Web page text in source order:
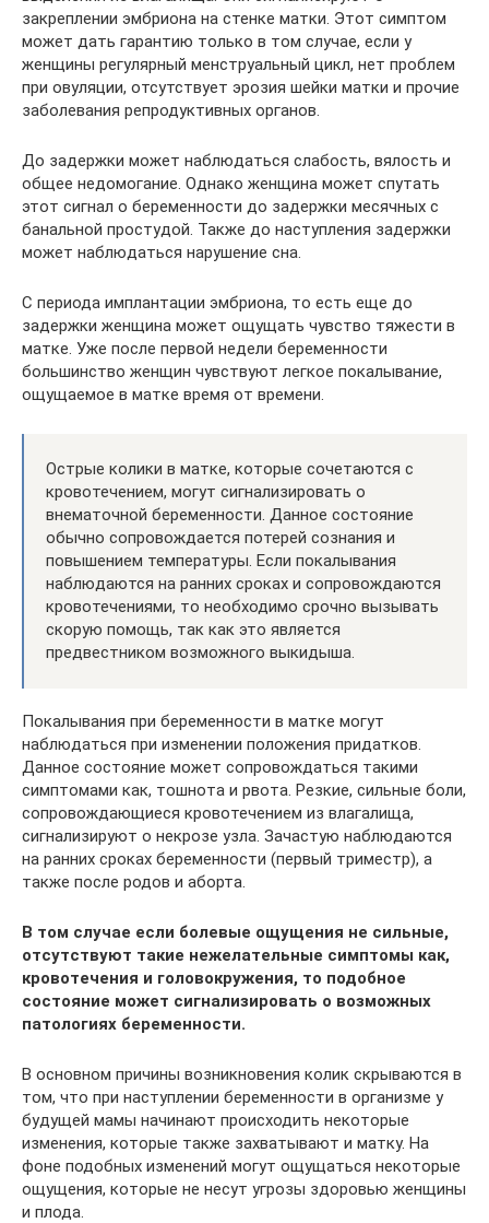
закреплении эмбриона на стенке матки. Этот симптом
может дать гарантию только в том случае, если у
женщины регулярный менструальный цикл, нет проблем
при овуляции, отсутствует эрозия шейки матки и прочие
заболевания репродуктивных органов.
До задержки может наблюдаться слабость, вялость и
общее недомогание. Однако женщина может спутать
этот сигнал о беременности до задержки месячных с
банальной простудой. Также до наступления задержки
может наблюдаться нарушение сна.
С периода имплантации эмбриона, то есть еще до
задержки женщина может ощущать чувство тяжести в
матке. Уже после первой недели беременности
большинство женщин чувствуют легкое покалывание,
ощущаемое в матке время от времени.
Острые колики в матке, которые сочетаются с
кровотечением, могут сигнализировать о
внематочной беременности. Данное состояние
обычно сопровождается потерей сознания и
повышением температуры. Если покалывания
наблюдаются на ранних сроках и сопровождаются
кровотечениями, то необходимо срочно вызывать
скорую помощь, так как это является
предвестником возможного выкидыша.
Покалывания при беременности в матке могут
наблюдаться при изменении положения придатков.
Данное состояние может сопровождаться такими
симптомами как, тошнота и рвота. Резкие, сильные боли,
сопровождающиеся кровотечением из влагалища,
сигнализируют о некрозе узла. Зачастую наблюдаются
на ранних сроках беременности (первый триместр), а
также после родов и аборта.
В том случае если болевые ощущения не сильные,
отсутствуют такие нежелательные симптомы как,
кровотечения и головокружения, то подобное
состояние может сигнализировать о возможных
патологиях беременности.
В основном причины возникновения колик скрываются в
том, что при наступлении беременности в организме у
будущей мамы начинают происходить некоторые
изменения, которые также захватывают и матку. На
фоне подобных изменений могут ощущаться некоторые
ощущения, которые не несут угрозы здоровью женщины
и плода.